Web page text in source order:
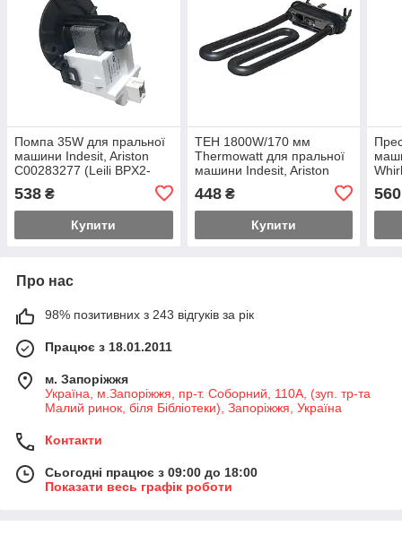
Помпа 35W для пральної
машини Indesit, Ariston
C00283277 (Leili BPX2-
538 ₴
Купити
ТЕН 1800W/170 мм
Thermowatt для пральної
машини Indesit, Ariston
448₴
Купити
560
Про нас
98% позитивних з 243 відгуків за рік
Працює з 18.01.2011
м. Запоріжжя
Україна, м.Запоріжжя, пр-т. Соборний, 110А, (зуп. тр-та
Малий ринок, біля Бібліотеки), Запоріжжя, Україна
Контакти
Сьогодні працює з 09:00 до 18:00
Показати весь графік роботи